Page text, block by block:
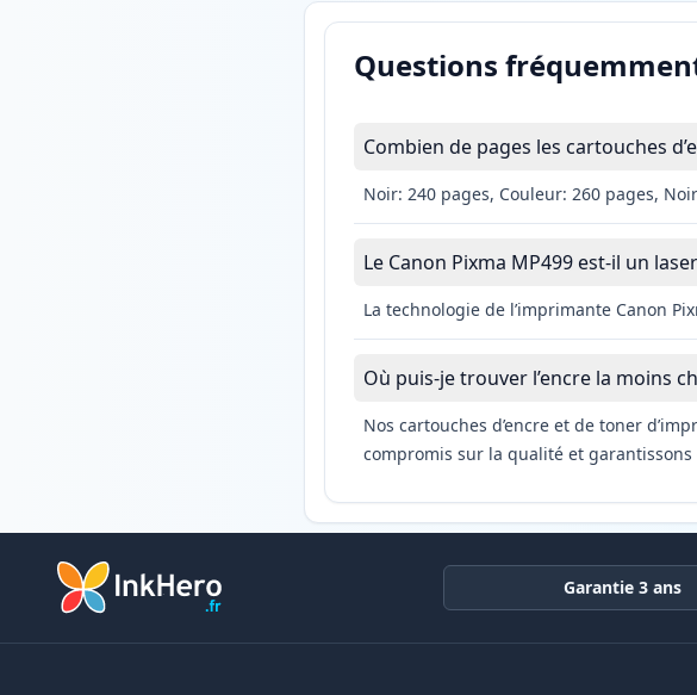
Questions
Combien de pages les cartouches
Noir: 240 pages, Couleur: 260 pages,
Le Canon Pixma MP499 est-il un
La technologie de l’imprimante Canon
Où puis-je trouver l’encre la moins
Nos cartouches d’encre et de toner
compromis sur la qualité et garantissons
Garantie 3 ans